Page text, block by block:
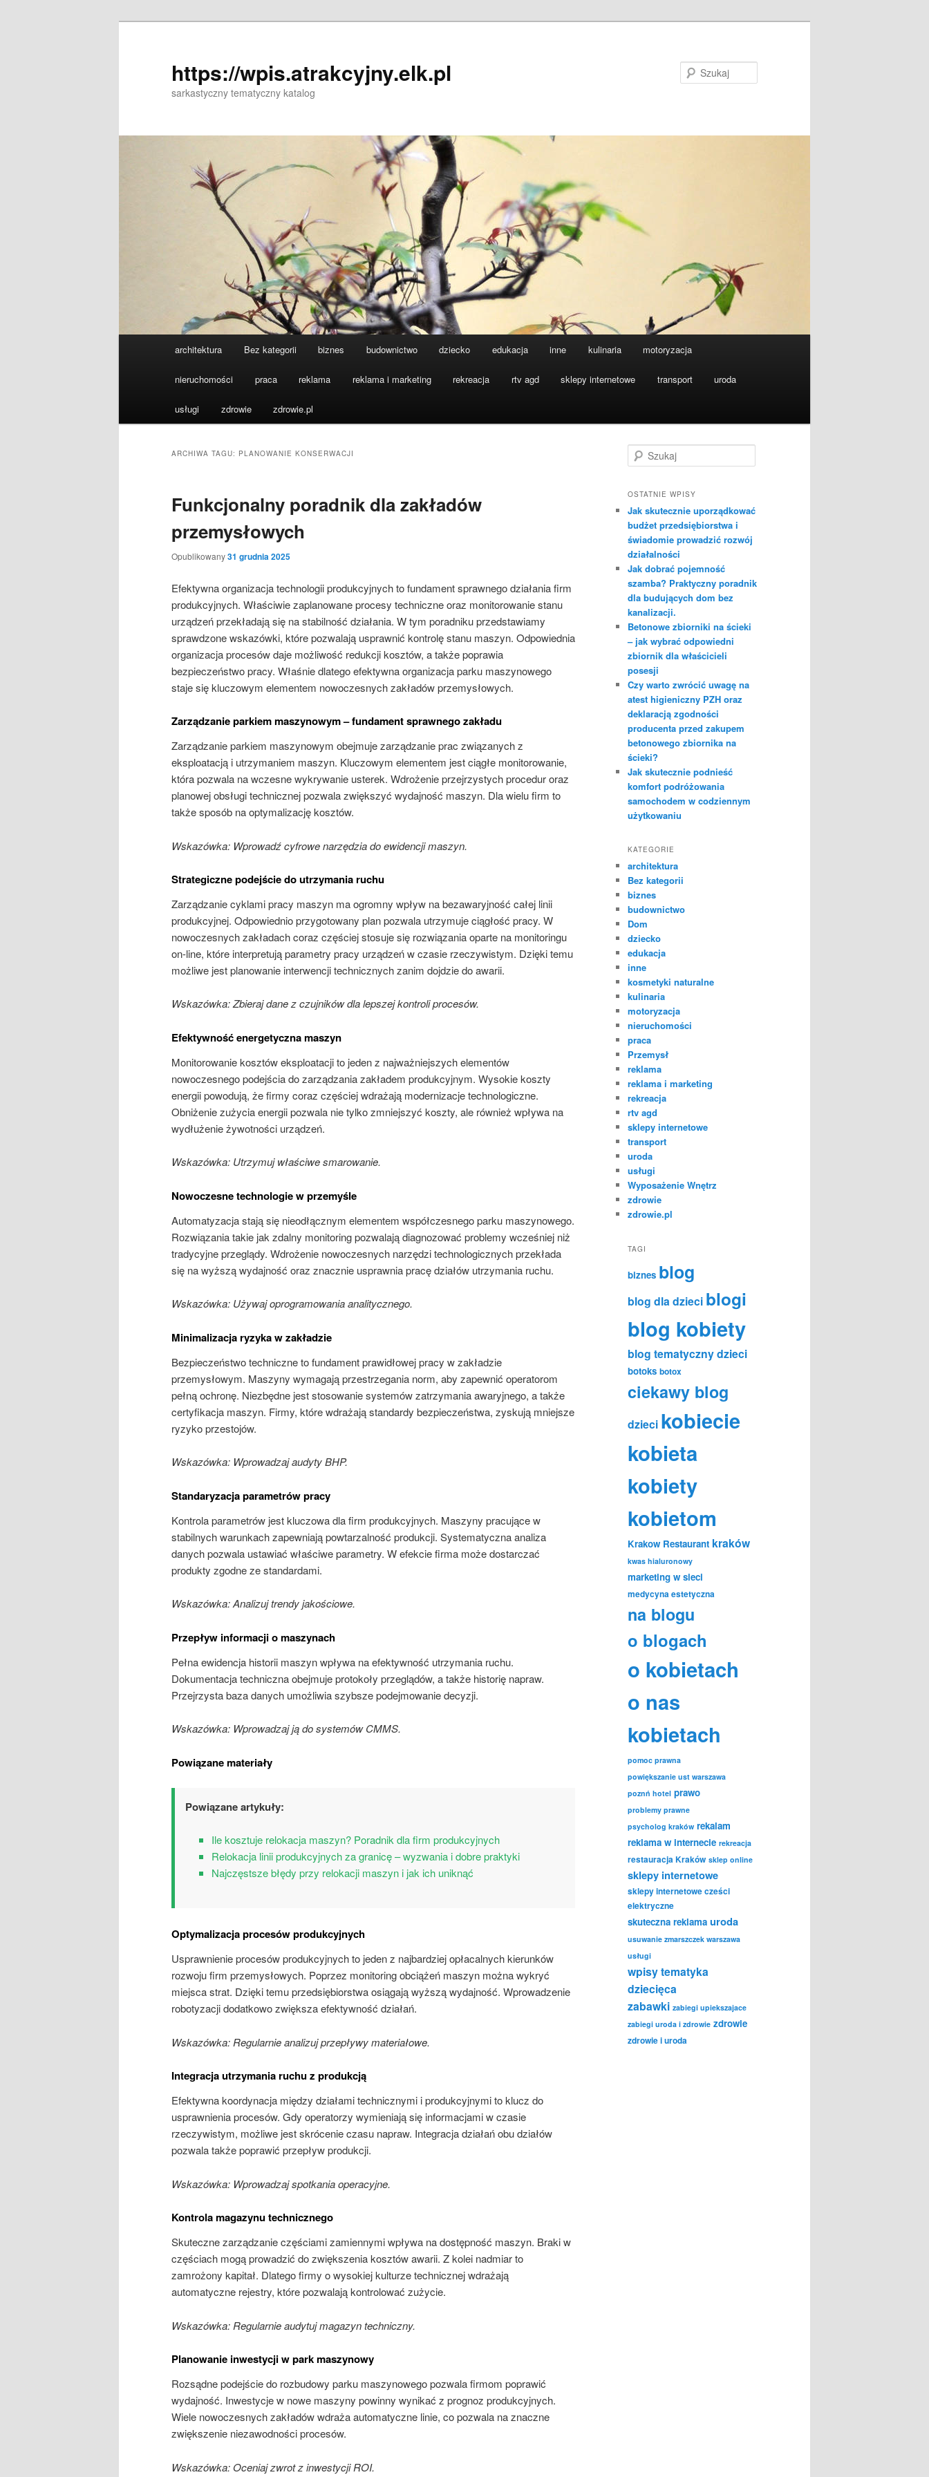
https://wpis.atrakcyjny.elk.pl
sarkastyczny tematyczny katalog
architektura Bez kategorii biznes budownictwo dziecko edukacja inne kulinaria motoryzacja
nieruchomości praca reklama reklama i marketing rekreacja rtv agd sklepy internetowe transport uroda
usługi zdrowie zdrowie.pl
ARCHIWA TAGU: PLANOWANIE KONSERWACJI
Funkcjonalny poradnik dla zakładów
przemysłowych
Opublikowany31 grudnia 2025
Efektywna organizacja technologii produkcyjnych to fundament sprawnego działania firm
produkcyjnych. Właściwie zaplanowane procesy techniczne oraz monitorowanie stanu
urządzeń przekładają się na stabilność działania. W tym poradniku przedstawiamy
sprawdzone wskazówki, które pozwalają usprawnić kontrolę stanu maszyn. Odpowiednia
organizacja procesów daje możliwość redukcji kosztów, a także poprawia
bezpieczeństwo pracy. Właśnie dlatego efektywna organizacja parku maszynowego
staje się kluczowym elementem nowoczesnych zakładów przemysłowych.
Zarządzanie parkiem maszynowym – fundament sprawnego zakładu
Zarządzanie parkiem maszynowym obejmuje zarządzanie prac związanych z
eksploatacją i utrzymaniem maszyn. Kluczowym elementem jest ciągłe monitorowanie,
która pozwala na wczesne wykrywanie usterek. Wdrożenie przejrzystych procedur oraz
planowej obsługi technicznej pozwala zwiększyć wydajność maszyn. Dla wielu firm to
także sposób na optymalizację kosztów.
Wskazówka: Wprowadź cyfrowe narzędzia do ewidencji maszyn.
Strategiczne podejście do utrzymania ruchu
Zarządzanie cyklami pracy maszyn ma ogromny wpływ na bezawaryjność całej linii
produkcyjnej. Odpowiednio przygotowany plan pozwala utrzymuje ciągłość pracy. W
nowoczesnych zakładach coraz częściej stosuje się rozwiązania oparte na monitoringu
on-line, które interpretują parametry pracy urządzeń w czasie rzeczywistym. Dzięki temu
możliwe jest planowanie interwencji technicznych zanim dojdzie do awarii.
Wskazówka: Zbieraj dane z czujników dla lepszej kontroli procesów.
Efektywność energetyczna maszyn
Monitorowanie kosztów eksploatacji to jeden z najważniejszych elementów
nowoczesnego podejścia do zarządzania zakładem produkcyjnym. Wysokie koszty
energii powodują, że firmy coraz częściej wdrażają modernizacje technologiczne.
Obniżenie zużycia energii pozwala nie tylko zmniejszyć koszty, ale również wpływa na
wydłużenie żywotności urządzeń.
Wskazówka: Utrzymuj właściwe smarowanie.
Nowoczesne technologie w przemyśle
Automatyzacja stają się nieodłącznym elementem współczesnego parku maszynowego.
Rozwiązania takie jak zdalny monitoring pozwalają diagnozować problemy wcześniej niż
tradycyjne przeglądy. Wdrożenie nowoczesnych narzędzi technologicznych przekłada
się na wyższą wydajność oraz znacznie usprawnia pracę działów utrzymania ruchu.
Wskazówka: Używaj oprogramowania analitycznego.
Minimalizacja ryzyka w zakładzie
Bezpieczeństwo techniczne to fundament prawidłowej pracy w zakładzie
przemysłowym. Maszyny wymagają przestrzegania norm, aby zapewnić operatorom
pełną ochronę. Niezbędne jest stosowanie systemów zatrzymania awaryjnego, a także
certyfikacja maszyn. Firmy, które wdrażają standardy bezpieczeństwa, zyskują mniejsze
ryzyko przestojów.
Wskazówka: Wprowadzaj audyty BHP.
Standaryzacja parametrów pracy
Kontrola parametrów jest kluczowa dla firm produkcyjnych. Maszyny pracujące w
stabilnych warunkach zapewniają powtarzalność produkcji. Systematyczna analiza
danych pozwala ustawiać właściwe parametry. W efekcie firma może dostarczać
produkty zgodne ze standardami.
Wskazówka: Analizuj trendy jakościowe.
Przepływ informacji o maszynach
Pełna ewidencja historii maszyn wpływa na efektywność utrzymania ruchu.
Dokumentacja techniczna obejmuje protokoły przeglądów, a także historię napraw.
Przejrzysta baza danych umożliwia szybsze podejmowanie decyzji.
Wskazówka: Wprowadzaj ją do systemów CMMS.
Powiązane materiały
Powiązane artykuły:
Ile kosztuje relokacja maszyn? Poradnik dla firm produkcyjnych
Relokacja linii produkcyjnych za granicę – wyzwania i dobre praktyki
Najczęstsze błędy przy relokacji maszyn i jak ich uniknąć
Optymalizacja procesów produkcyjnych
Usprawnienie procesów produkcyjnych to jeden z najbardziej opłacalnych kierunków
rozwoju firm przemysłowych. Poprzez monitoring obciążeń maszyn można wykryć
miejsca strat. Dzięki temu przedsiębiorstwa osiągają wyższą wydajność. Wprowadzenie
robotyzacji dodatkowo zwiększa efektywność działań.
Wskazówka: Regularnie analizuj przepływy materiałowe.
Integracja utrzymania ruchu z produkcją
Efektywna koordynacja między działami technicznymi i produkcyjnymi to klucz do
usprawnienia procesów. Gdy operatorzy wymieniają się informacjami w czasie
rzeczywistym, możliwe jest skrócenie czasu napraw. Integracja działań obu działów
pozwala także poprawić przepływ produkcji.
Wskazówka: Wprowadzaj spotkania operacyjne.
Kontrola magazynu technicznego
Skuteczne zarządzanie częściami zamiennymi wpływa na dostępność maszyn. Braki w
częściach mogą prowadzić do zwiększenia kosztów awarii. Z kolei nadmiar to
zamrożony kapitał. Dlatego firmy o wysokiej kulturze technicznej wdrażają
automatyczne rejestry, które pozwalają kontrolować zużycie.
Wskazówka: Regularnie audytuj magazyn techniczny.
Planowanie inwestycji w park maszynowy
Rozsądne podejście do rozbudowy parku maszynowego pozwala firmom poprawić
wydajność. Inwestycje w nowe maszyny powinny wynikać z prognoz produkcyjnych.
Wiele nowoczesnych zakładów wdraża automatyczne linie, co pozwala na znaczne
zwiększenie niezawodności procesów.
Wskazówka: Oceniaj zwrot z inwestycji ROI.
z
k
j
OSTATNIE WPISY
Jak skutecznie uporządkować
budżet przedsiębiorstwa i
świadomie prowadzić rozwój
działalności
Jak dobrać pojemność
szamba? Praktyczny poradnik
dla budujących dom bez
kanalizacji.
Betonowe zbiorniki na ścieki
– jak wybrać odpowiedni
zbiornik dla właścicieli
posesji
Czy warto zwrócić uwagę na
atest higieniczny PZH oraz
deklaracją zgodności
producenta przed zakupem
betonowego zbiornika na
ścieki?
Jak skutecznie podnieść
komfort podróżowania
samochodem w codziennym
użytkowaniu
KATEGORIE
architektura
Bez kategorii
biznes
budownictwo
Dom
dziecko
edukacja
inne
kosmetyki naturalne
kulinaria
motoryzacja
nieruchomości
praca
Przemysł
reklama
reklama i marketing
rekreacja
rtv agd
sklepy internetowe
transport
uroda
usługi
Wyposażenie Wnętrz
zdrowie
zdrowie.pl
TAGI
biznes blog
blog dla dzieci blogi
blog kobiety
blog tematyczny dzieci
botoks botox
ciekawy blog
dzieci kobiecie
kobieta
kobiety
kobietom
Krakow Restaurant kraków
kwas hialuronowy
marketing w sieci
medycyna estetyczna
na blogu
o blogach
o kobietach
o nas
kobietach
pomoc prawna
powiększanie ust warszawa
poznń hotel prawo
problemy prawne
psycholog kraków rekalam
reklama w internecie rekreacja
restauracja Kraków sklep online
sklepy internetowe
sklepy internetowe cześci
elektryczne
skuteczna reklama uroda
usuwanie zmarszczek warszawa
usługi
wpisy tematyka
dziecięca
zabawki zabiegi upiekszajace
zabiegi uroda i zdrowie zdrowie
zdrowie i uroda